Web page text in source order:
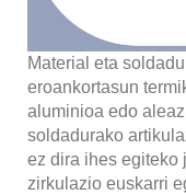
Material eta
eroankortasun
aluminioa edo
soldadurako
ez dira ihes egiteko
zirkulazio euskarri